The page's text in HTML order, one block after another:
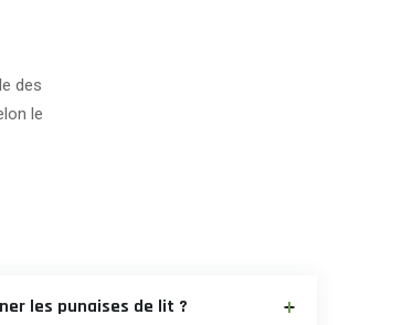
des
le
les punaises de lit ?